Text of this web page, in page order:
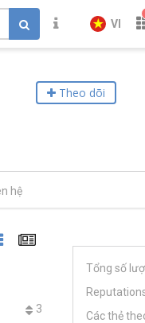
VI
Theo dõi
hệ
3
Tổng số
Các thẻ